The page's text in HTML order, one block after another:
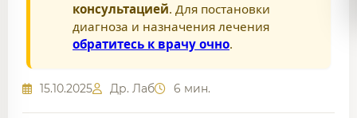
консультацией. Для постановки
диагноза и назначения лечения
обратитесь к врачу очно.
15.10.2025 Др. Лаб 6 мин.